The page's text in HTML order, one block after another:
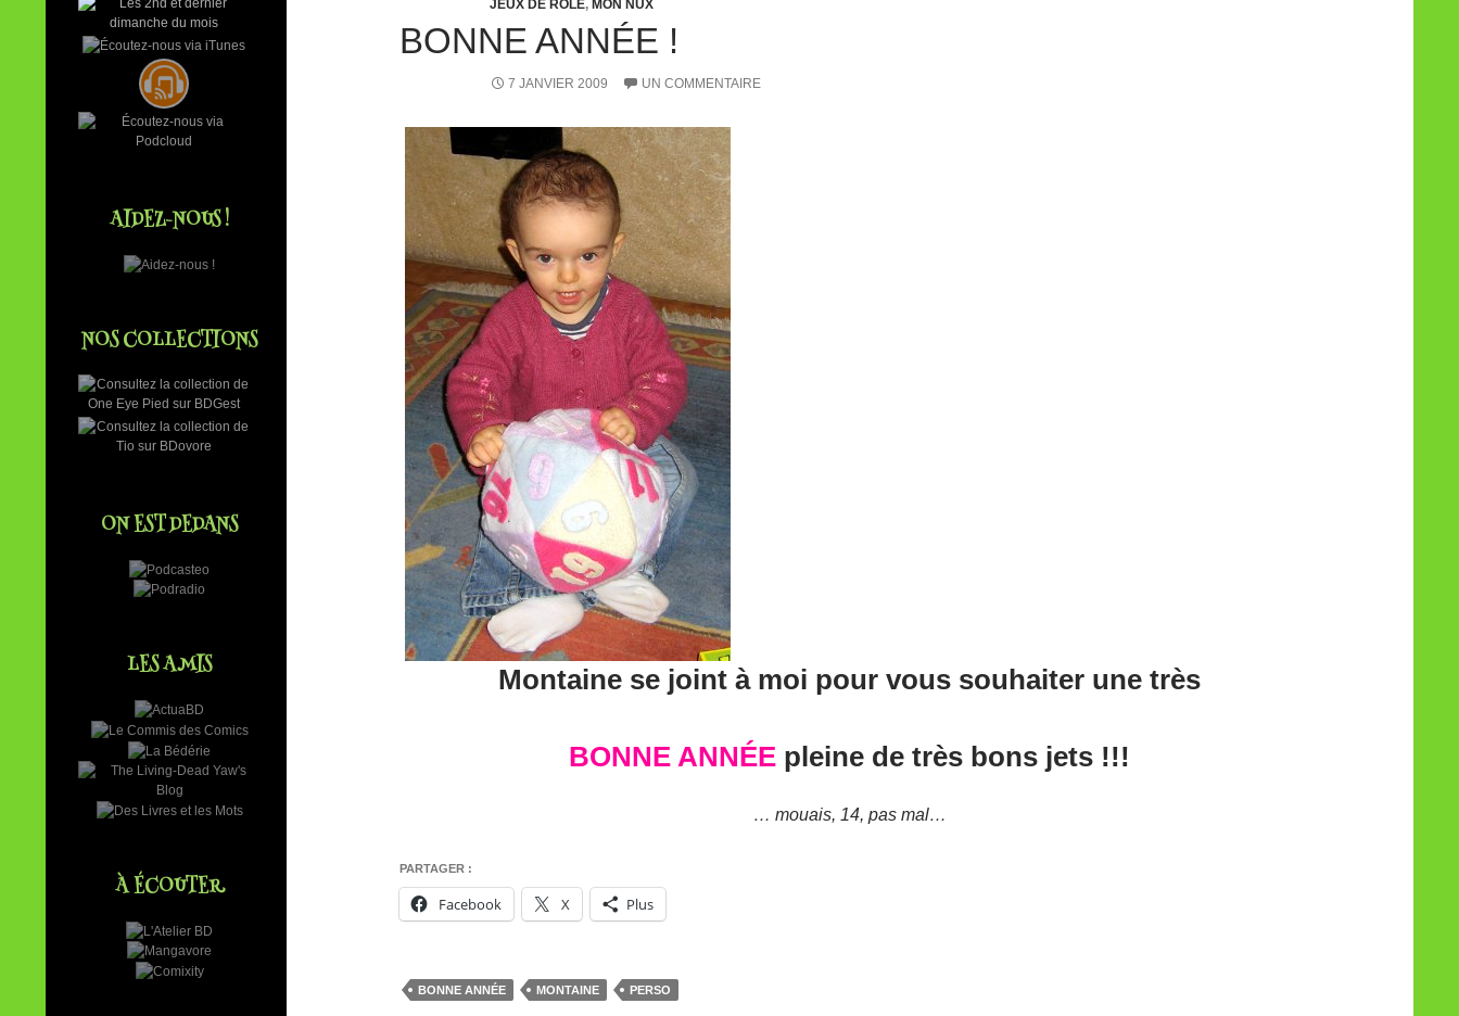
JEUX DE RÔLE, MON NUX
BONNE ANNÉE !
7 JANVIER 2009 UN COMMENTAIRE
Montaine se joint à moi pour vous souhaiter une très
BONNE ANNÉE pleine de très bons jets !!!
… mouais, 14, pas mal…
PARTAGER :
Facebook X Plus
BONNE ANNÉE MONTAINE PERSO
AIDEZ-NOUS !
NOS COLLECTIONS
ON EST DEDANS
LES AMIS
À ÉCOUTER